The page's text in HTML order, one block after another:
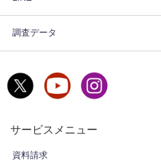
調査データ
サービスメニュー
資料請求